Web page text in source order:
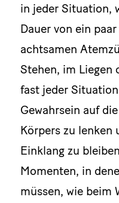
in jeder Situation,
Dauer von ein
achtsamen
Stehen, im Liegen
fast jeder
Gewahrsein auf
Körpers zu
Einklang zu
Momenten, in
müssen, wie beim